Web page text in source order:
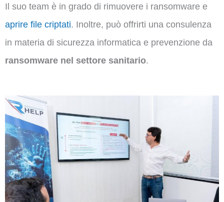
Il suo team è in grado di rimuovere i ransomware e
aprire file criptati. Inoltre, può offrirti una consulenza
in materia di sicurezza informatica e prevenzione da
ransomware nel settore sanitario.